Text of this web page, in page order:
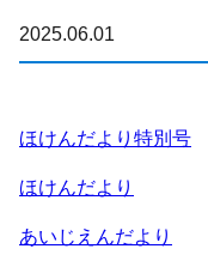
2025.06.01
ほけんだより特別号
ほけんだより
あいじえんだより